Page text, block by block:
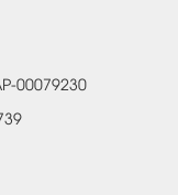
00079230